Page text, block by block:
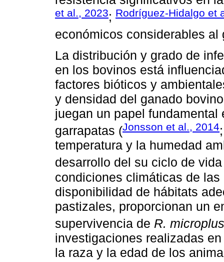
et al., 2023; Rodríguez-Hidalgo et
económicos considerables al
La distribución y grado de
en los bovinos está
factores bióticos y
y densidad del ganado
juegan un papel
garrapatas (Jonsson et al., 2014
temperatura y la humedad
desarrollo del su ciclo de
condiciones climáticas de
disponibilidad de hábitats
pastizales, proporcionan un
supervivencia de R. microplus
investigaciones realizadas
la raza y la edad de los